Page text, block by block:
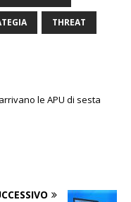
THREAT
le APU di sesta